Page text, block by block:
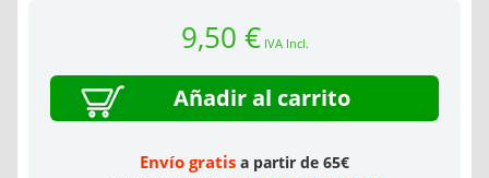
9,50 €IVA Incl.
Añadir al carrito
Envío gratis a partir de 65€